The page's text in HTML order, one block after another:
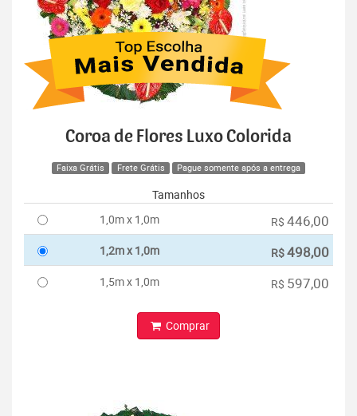
Coroa de Flores Luxo Colorida
Faixa Grátis Frete Grátis Pague somente após a entrega
Tamanhos
1,0m x 1,0m
R$ 446,00
1,2m x 1,0m R$498,00
1,5m x 1,0m R$ 597,00
Comprar